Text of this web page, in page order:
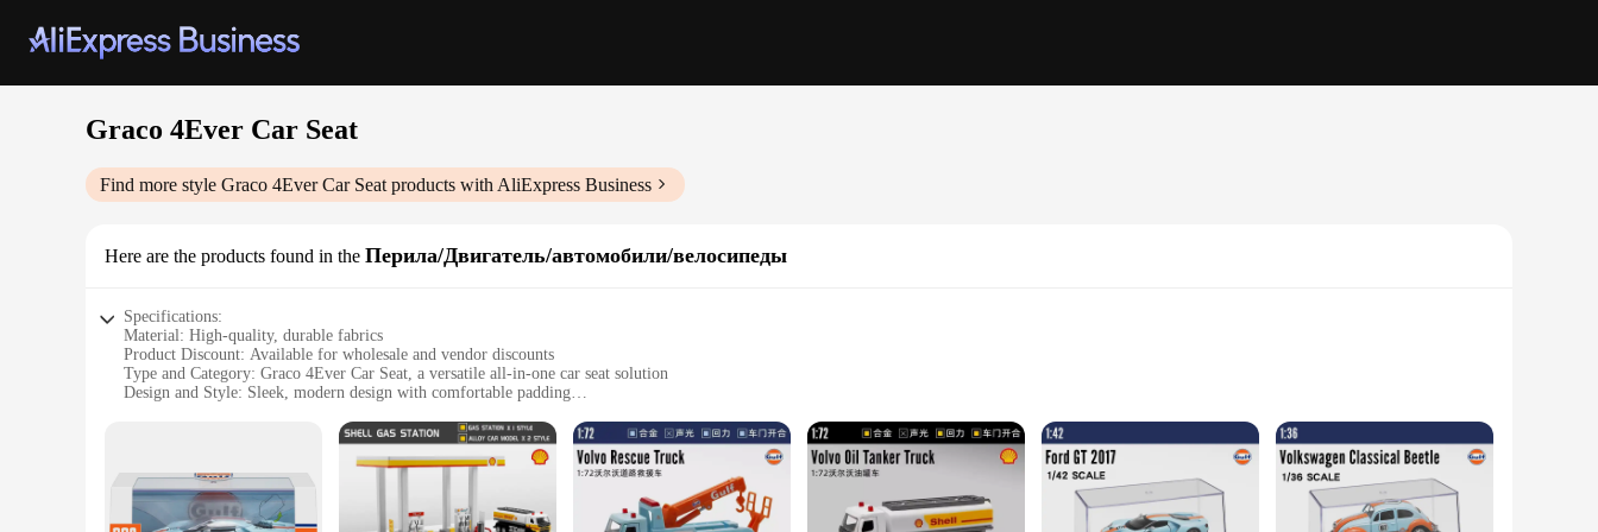
Graco 4Ever Car Seat
Find more style Graco 4Ever Car Seat products with AliExpress Business
Here are the products found in the Перила/Двигатель/автомобили/велосипеды
Specifications:
Material: High-quality, durable fabrics
Product Discount: Available for wholesale and vendor discounts
Type and Category: Graco 4Ever Car Seat, a versatile all-in-one car seat solution
Design and Style: Sleek, modern design with comfortable padding
Typical Adaptive Scenario: Suitable for use in cars, strollers, and even as a booster seat
Shape or Size or Weight or Quantity: Lightweight and portable, with adjustable straps for a secure fit
Features:
|Wholesale|Vendors|